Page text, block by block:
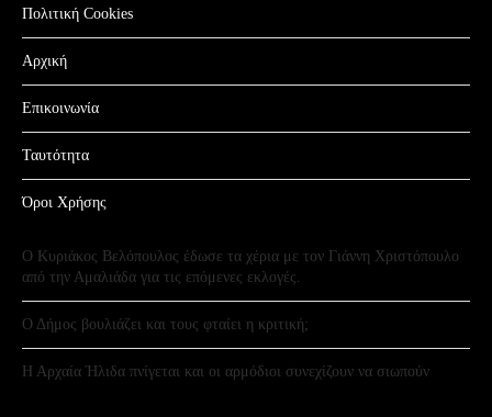
Πολιτική Cookies
Αρχική
Επικοινωνία
Ταυτότητα
Όροι Χρήσης
Ο Κυριάκος Βελόπουλος έδωσε τα χέρια με τον Γιάννη Χριστόπουλο
από την Αμαλιάδα για τις επόμενες εκλογές.
Ο Δήμος βουλιάζει και τους φταίει η κριτική;
Η Αρχαία Ήλιδα πνίγεται και οι αρμόδιοι συνεχίζουν να σιωπούν